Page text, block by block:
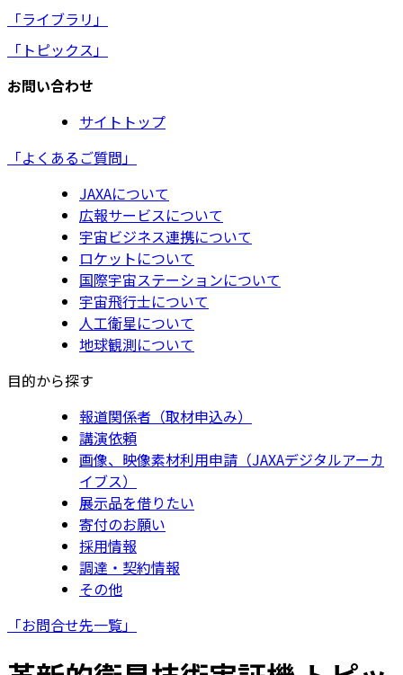
「ライブラリ」
「トピックス」
お問い合わせ
サイトトップ
「よくあるご質問」
JAXAについて
広報サービスについて
宇宙ビジネス連携について
ロケットについて
国際宇宙ステーションについて
宇宙飛行士について
人工衛星について
地球観測について
目的から探す
報道関係者（取材申込み）
講演依頼
画像、映像素材利用申請（JAXAデジタルアーカ
イブス）
展示品を借りたい
寄付のお願い
採用情報
調達・契約情報
その他
「お問合せ先一覧」